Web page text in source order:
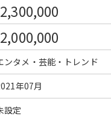
2,300,000
2,000,000
ンタメ・芸能・トレンド
年07月
設定